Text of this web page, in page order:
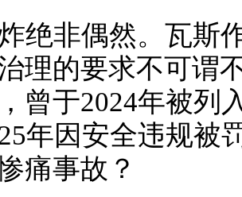
绝非偶然。瓦斯
理的要求不可谓
曾于2024年被列
年因安全违规被
痛事故？